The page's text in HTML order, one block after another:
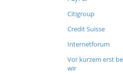
Citigroup
Credit Suisse
Internetforum
Vor kurzem erst
wir